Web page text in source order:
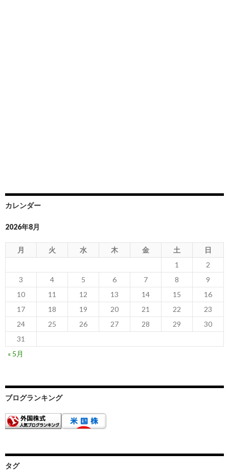
カレンダー
2026年8月
月 火 水 木 金 土
日
1
2
3
4 5 6 7 8
9
10
11 12 13 14 15
16
17
18 19 20 21 22
23
24
25 26 27 28 29
30
31
« 5月
ブログランキング
タグ